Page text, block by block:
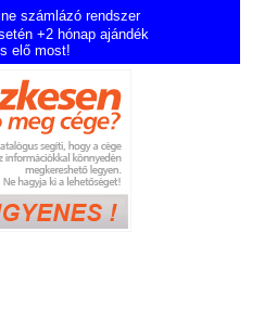
számlázó rendszer
+2 hónap ajándék
elő most!